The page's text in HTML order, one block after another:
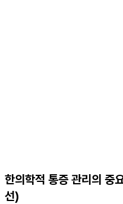
한의학적 통증 관리의 중
선)